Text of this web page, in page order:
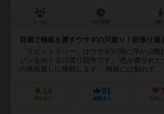
目測で橋板を渡すウサギの川渡り！欲張り過
「ラビットラリー」はウサギが湖に浮かぶ離
ジンをめぐる川渡り競争です。 色が書かれ
の橋板渡しに挑戦します。 橋板には触れず...
14
興味あり
91
経験あり お気に